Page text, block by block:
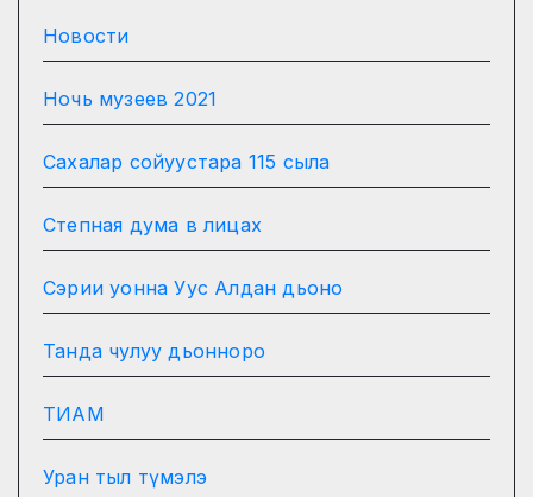
Новости
Ночь музеев 2021
Сахалар сойуустара 115 сыла
Степная дума в лицах
Сэрии уонна Уус Алдан дьоно
Танда чулуу дьонноро
ТИАМ
Уран тыл түмэлэ